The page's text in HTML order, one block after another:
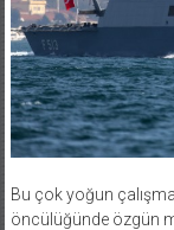
Bu çok yoğun
öncülüğünde özgün